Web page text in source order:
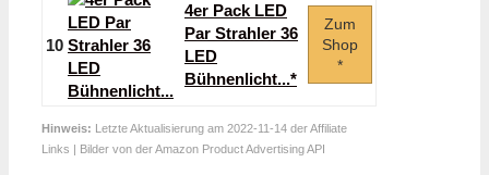
10
4er Pack LED
Par Strahler 36
LED
Bühnenlicht...*
Zum
Shop
*
Hinweis: Letzte Aktualisierung am 2022-11-14 der Affiliate
Links | Bilder von der Amazon Product Advertising API